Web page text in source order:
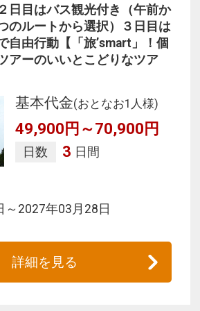
日目はバス観光付き（午前か
のルートから選択）３日目は
自由行動【「旅’smart」！個
アーのいいとこどりなツア
基本代金(おとなお1人様)
49,900円～70,900円
日数 3 日間
～2027年03月28日
詳細を見る